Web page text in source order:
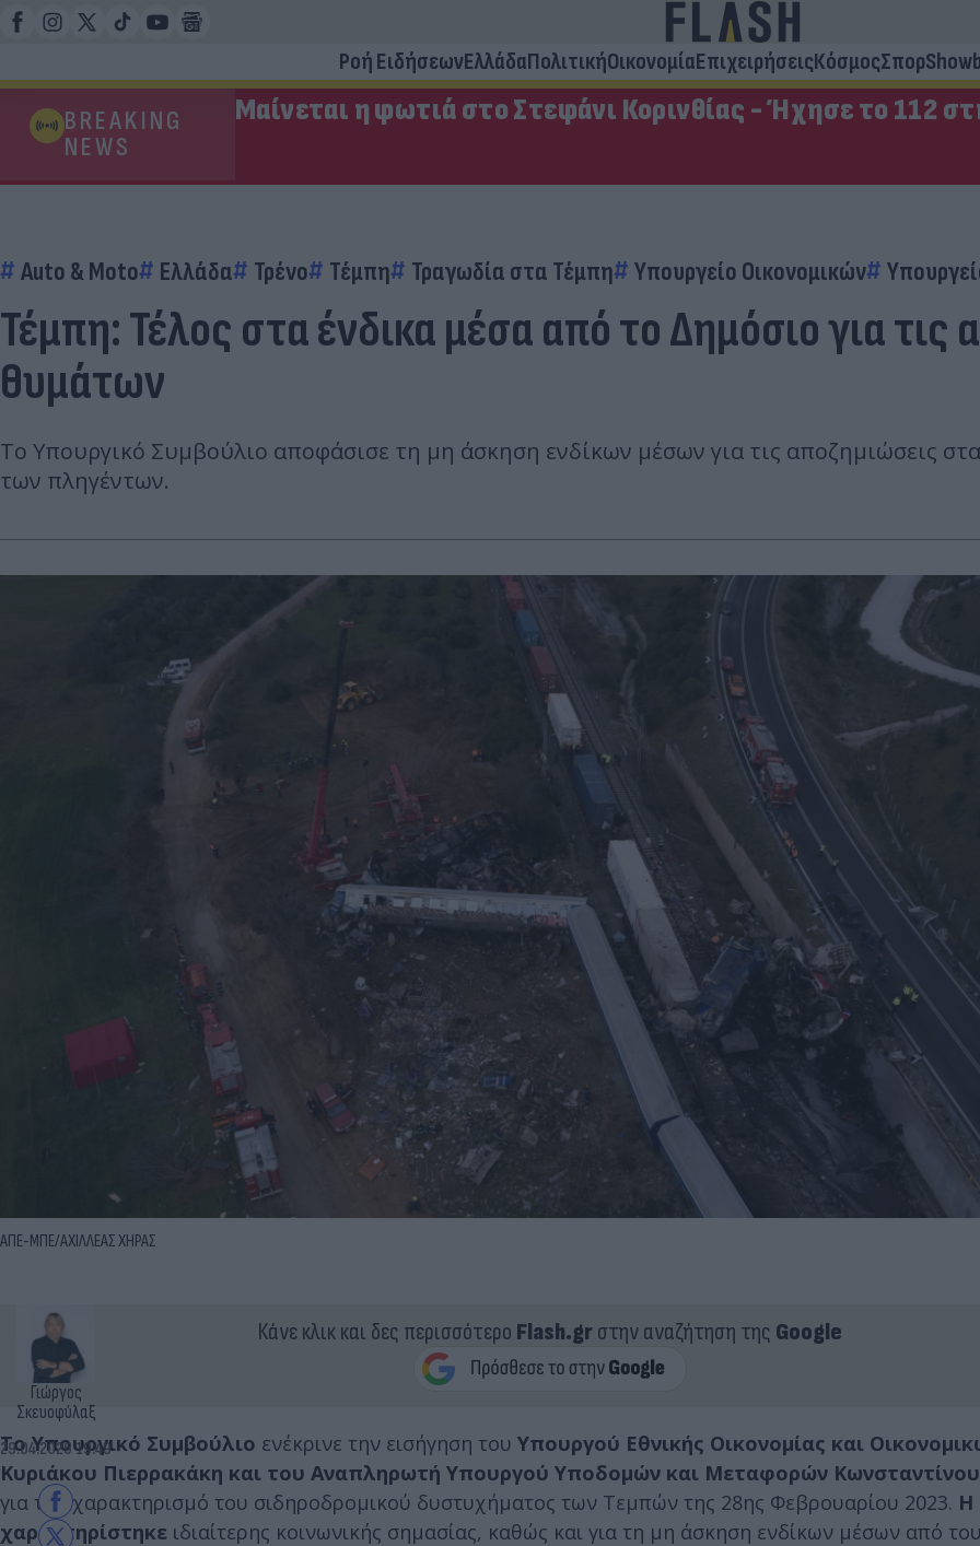
Ροή ΕιδήσεωνΕλλάδαΠολιτικήΟικονομίαΕπιχειρήσειςΚόσμοςΣπορ
BREAKING
NEWS
Μαίνεται η φωτιά στο Στεφάνι Κορινθίας - Ήχησε το 112
Auto & Moto Ελλάδα Τρένο Τέμπη Τραγωδία στα Τέμπη Υπουργείο Οικονομικών
Τέμπη: Τέλος στα ένδικα μέσα από το Δημόσιο για
θυμάτων
Το Υπουργικό Συμβούλιο αποφάσισε τη μη άσκηση ενδίκων μέσων για τις αποζημιώσεις
των πληγέντων.
ΑΠΕ-ΜΠΕ/ΑΧΙΛΛΕΑΣ ΧΗΡΑΣ
Γιώργος
Σκευοφύλαξ
29.04.2026 19:49
Κάνε κλικ και δες περισσότερο Flash.grστην αναζήτηση της Google
Το Υπουργικό Συμβούλιο ενέκρινε την εισήγηση του Υπουργού Εθνικής Οικονομίας και
Κυριάκου Πιερρακάκη και του Αναπληρωτή Υπουργού Υποδομών και Μεταφορών
για τον χαρακτηρισμό του σιδηροδρομικού δυστυχήματος των Τεμπών της 28ης Φεβρουαρίου 2023. Η
χαρακτηρίστηκε ιδιαίτερης κοινωνικής σημασίας, καθώς και για τη μη άσκηση ενδίκων μέσων από